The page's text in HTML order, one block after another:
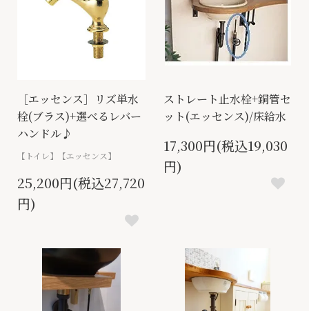
［エッセンス］リズ単水
栓(ブラス)+選べるレバー
ハンドル♪
【トイレ】【エッセンス】
25,200円(税込27,720
円)
ストレート止水栓+銅管セ
ット(エッセンス)/床給水
17,300円(税込19,030
円)